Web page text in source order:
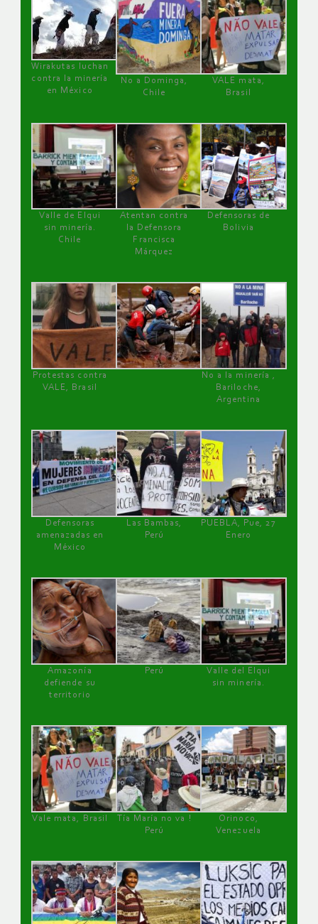
Wirakutas luchan
contra la minería
en México
No a Dominga,
Chile
VALE mata,
Brasil
Valle de Elqui
sin minería.
Chile
Atentan contra
la Defensora
Francisca
Márquez
Defensoras de
Bolivia
Protestas contra
VALE, Brasil
No a la minería ,
Bariloche,
Argentina
Defensoras
amenazadas en
México
Las Bambas,
Perú
PUEBLA, Pue, 27
Enero
Amazonía
defiende su
territorio
Perú
Valle del Elqui
sin minería.
Vale mata, Brasil
Tía María no va !
Perú
Orinoco,
Venezuela